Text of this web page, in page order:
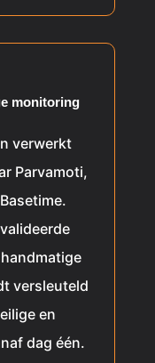
monitoring
verwerkt
Parvamoti,
versleuteld
en
dag één.